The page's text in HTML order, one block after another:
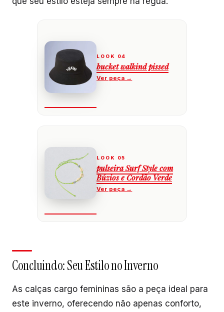
bucket walkind pissed
pulseira Surf Style com
Búzios e Cordão Verde
Concluindo: Seu Estilo no Inverno
As calças cargo femininas são a peça ideal para
este inverno, oferecendo não apenas conforto,